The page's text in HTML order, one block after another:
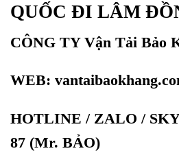
QUỐC ĐI LÂM
CÔNG TY Vận Tải Bảo
WEB:
HOTLINE / ZALO /
87 (Mr. BẢO)